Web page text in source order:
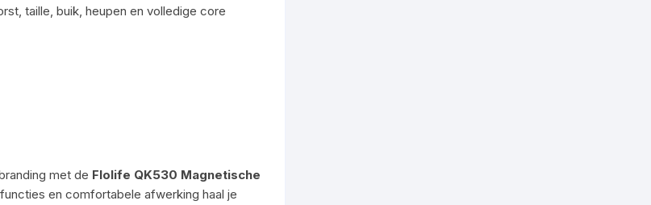
taille, buik, heupen en volledige core
met de Flolife QK530 Magnetische
en comfortabele afwerking haal je